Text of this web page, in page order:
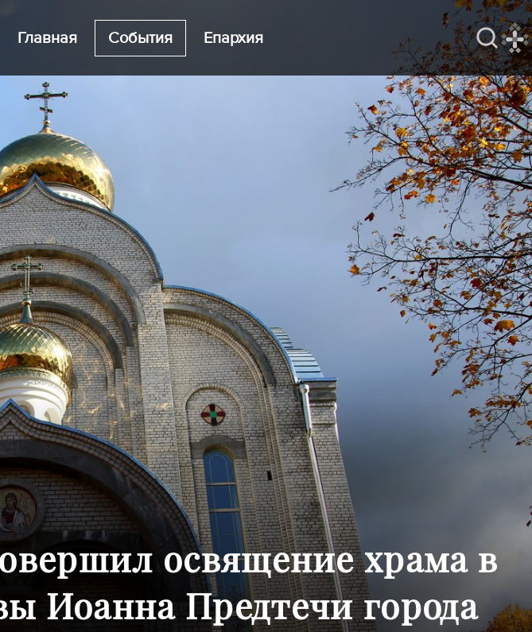
Главная События Епархия
освящение храма в
Иоанна Предтечи города